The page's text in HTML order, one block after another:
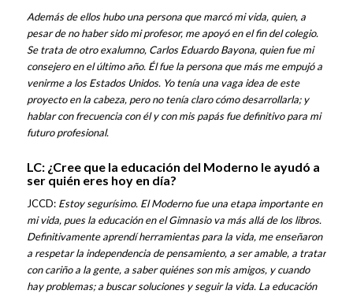
Además de ellos hubo una persona que marcó mi vida, quien, a
pesar de no haber sido mi profesor, me apoyó en el fin del colegio.
Se trata de otro exalumno, Carlos Eduardo Bayona, quien fue mi
consejero en el último año. Él fue la persona que más me empujó a
venirme a los Estados Unidos. Yo tenía una vaga idea de este
proyecto en la cabeza, pero no tenía claro cómo desarrollarla; y
hablar con frecuencia con él y con mis papás fue definitivo para mi
futuro profesional.
LC: ¿Cree que la educación del Moderno le ayudó a
ser quién eres hoy en día?
JCCD: Estoy segurísimo. El Moderno fue una etapa importante en
mi vida, pues la educación en el Gimnasio va más allá de los libros.
Definitivamente aprendí herramientas para la vida, me enseñaron
a respetar la independencia de pensamiento, a ser amable, a tratar
con cariño a la gente, a saber quiénes son mis amigos, y cuando
hay problemas; a buscar soluciones y seguir la vida. La educación